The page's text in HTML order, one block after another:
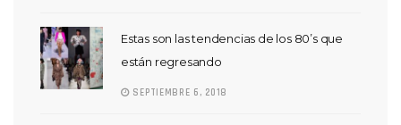
Estas son las tendencias de los 80’s que
están regresando
SEPTIEMBRE 6, 2018